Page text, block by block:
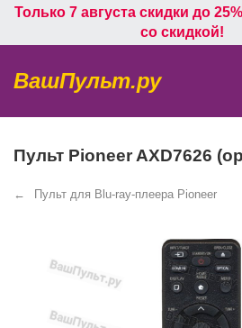
Только 7 августа скидки до
со скидкой!
ВашПульт.ру
Пульт Pioneer AXD7626
Пульт для Blu-ray-плеера Pioneer